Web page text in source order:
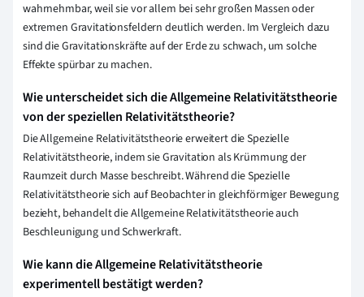
wahrnehmbar, weil sie vor allem bei sehr großen Massen oder
extremen Gravitationsfeldern deutlich werden. Im Vergleich dazu
sind die Gravitationskräfte auf der Erde zu schwach, um solche
Effekte spürbar zu machen.
Wie unterscheidet sich die Allgemeine Relativitätstheorie
von der speziellen Relativitätstheorie?
Die Allgemeine Relativitätstheorie erweitert die Spezielle
Relativitätstheorie, indem sie Gravitation als Krümmung der
Raumzeit durch Masse beschreibt. Während die Spezielle
Relativitätstheorie sich auf Beobachter in gleichförmiger Bewegung
bezieht, behandelt die Allgemeine Relativitätstheorie auch
Beschleunigung und Schwerkraft.
Wie kann die Allgemeine Relativitätstheorie
experimentell bestätigt werden?